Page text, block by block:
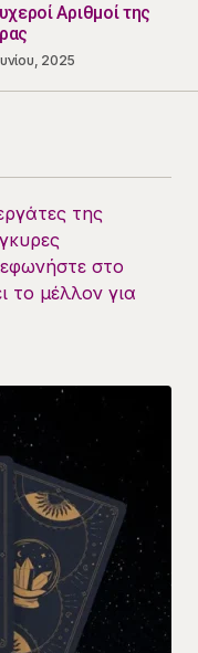
Αριθμοί της
2025
της
στο
το μέλλον για